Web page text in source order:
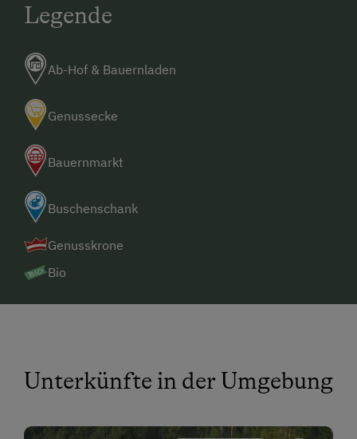
Legende
Ab-Hof & Bauernladen
Genussecke
Bauernmarkt
Buschenschank
Genusskrone
Bio
Unterkünfte in der Umgebung